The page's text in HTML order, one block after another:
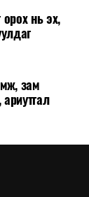
нь эх,
зам